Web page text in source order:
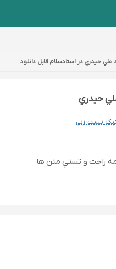
حيدري در استادسلام قابل دانلود
حيدري
تست زنی
راحت و تستي متن ها